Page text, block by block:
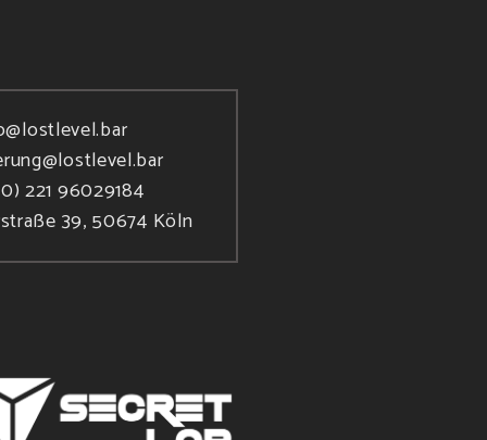
221 96029184
39, 50674 Köln